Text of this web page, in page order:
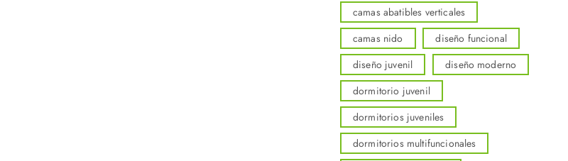
camas abatibles verticales
camas nido
diseño funcional
diseño juvenil
diseño moderno
dormitorio juvenil
dormitorios juveniles
dormitorios multifuncionales